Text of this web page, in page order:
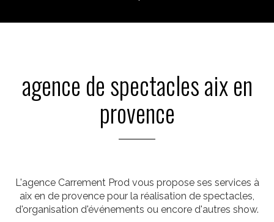
agence de spectacles aix en
provence
L'agence Carrement Prod vous propose ses services à
aix en de provence pour la réalisation de spectacles,
d'organisation d'événements ou encore d'autres show.